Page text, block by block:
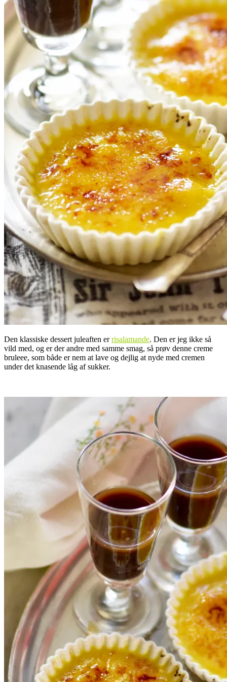
Den klassiske dessert juleaften errisalamande. Den er jeg ikke så
vild med, og er der andre med samme smag, så prøv denne creme
bruleee, som både er nem at lave og dejlig at nyde med cremen
under det knasende låg af sukker.